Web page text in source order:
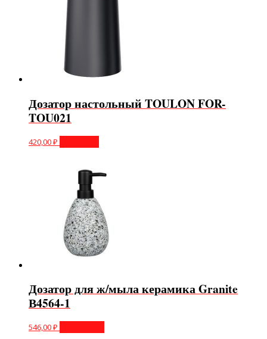
Дозатор настольный TOULON FOR-
TOU021
420,00₽
Дозатор для ж/мыла керамика Granite
В4564-1
546,00₽